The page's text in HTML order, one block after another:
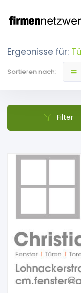
Ergebnisse für:
Sortieren nach:
Filter